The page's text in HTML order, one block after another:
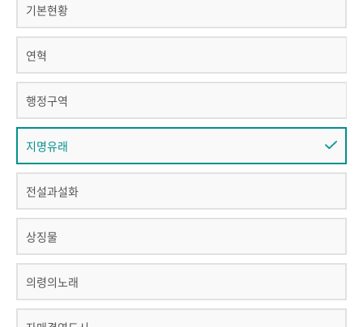
기본현황
연혁
행정구역
지명유래
전설과설화
상징물
의령의노래